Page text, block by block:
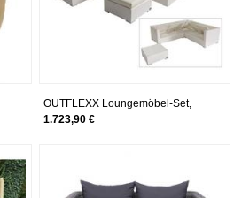
OUTFLEXX Loungemöbel-Set,
weiß aus Polyrattan-Geflecht,
1.723,90 €